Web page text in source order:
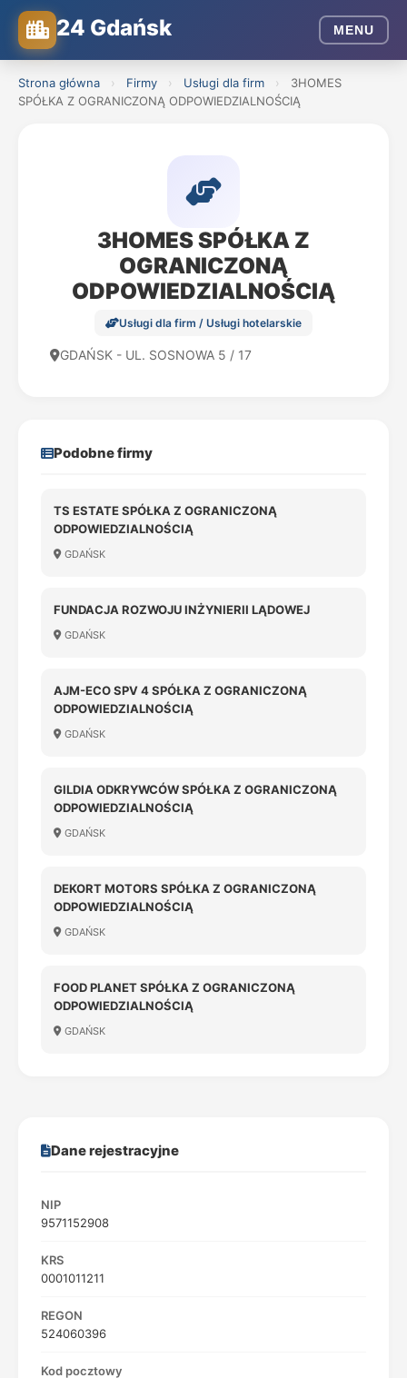
24 Gdańsk MENU
Strona główna › Firmy › Usługi dla firm ›
3HOMES
SPÓŁKA Z OGRANICZONĄ ODPOWIEDZIALNOŚCIĄ
3HOMES SPÓŁKA Z
OGRANICZONĄ
ODPOWIEDZIALNOŚCIĄ
Usługi dla firm / Usługi hotelarskie
GDAŃSK - UL. SOSNOWA 5 / 17
Podobne firmy
TS ESTATE SPÓŁKA Z OGRANICZONĄ
ODPOWIEDZIALNOŚCIĄ
GDAŃSK
FUNDACJA ROZWOJU INŻYNIERII LĄDOWEJ
GDAŃSK
AJM-ECO SPV 4 SPÓŁKA Z OGRANICZONĄ
ODPOWIEDZIALNOŚCIĄ
GDAŃSK
GILDIA ODKRYWCÓW SPÓŁKA Z OGRANICZONĄ
ODPOWIEDZIALNOŚCIĄ
GDAŃSK
DEKORT MOTORS SPÓŁKA Z OGRANICZONĄ
ODPOWIEDZIALNOŚCIĄ
GDAŃSK
FOOD PLANET SPÓŁKA Z OGRANICZONĄ
ODPOWIEDZIALNOŚCIĄ
GDAŃSK
Dane rejestracyjne
NIP
9571152908
KRS
0001011211
REGON
524060396
Kod pocztowy